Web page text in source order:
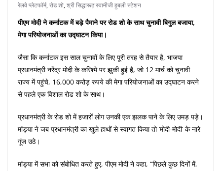
रेलवे प्लेटफॉर्म,रोड शो,श्री सिद्धारूढ़ स्वामीजी हुबली स्टेशन
पीएम मोदी ने कर्नाटक में बड़े पैमाने पर रोड शो के साथ चुनावी बिगुल बजाया,
मेगा परियोजनाओं का उद्घाटन किया।
जैसा कि कर्नाटक इस साल चुनावों के लिए पूरी तरह से तैयार है, भाजपा
प्रधानमंत्री नरेंद्र मोदी के करिश्मे पर झुकी हुई है, जो 12 मार्च को चुनावी
राज्य में पहुंचे, 16,000 करोड़ रुपये की मेगा परियोजनाओं का उद्घाटन करने
से पहले एक विशाल रोड शो के साथ।
प्रधानमंत्री के रोड शो में हजारों लोग उनकी एक झलक पाने के लिए उमड़ पड़े।
मांड्या ने जब प्रधानमंत्री का खुले हाथों से स्वागत किया तो ‘मोदी-मोदी’ के नारे
गूंज उठे।
मांड्या में सभा को संबोधित करते हुए, पीएम मोदी ने कहा, “पिछले कुछ दिनों में,